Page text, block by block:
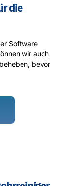
die
Software
wir auch
bevor